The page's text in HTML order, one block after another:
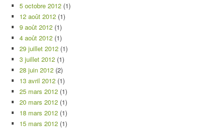
5 octobre 2012 (1)
12 août 2012 (1)
9 août 2012 (1)
4 août 2012 (1)
29 juillet 2012 (1)
3 juillet 2012 (1)
28 juin 2012 (2)
13 avril 2012 (1)
25 mars 2012 (1)
20 mars 2012 (1)
18 mars 2012 (1)
15 mars 2012 (1)